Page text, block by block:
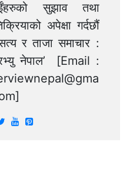
सुझाव तथा
अपेक्षा गर्दछौं
र ताजा समाचार :
नेपाल’ [Email :
]